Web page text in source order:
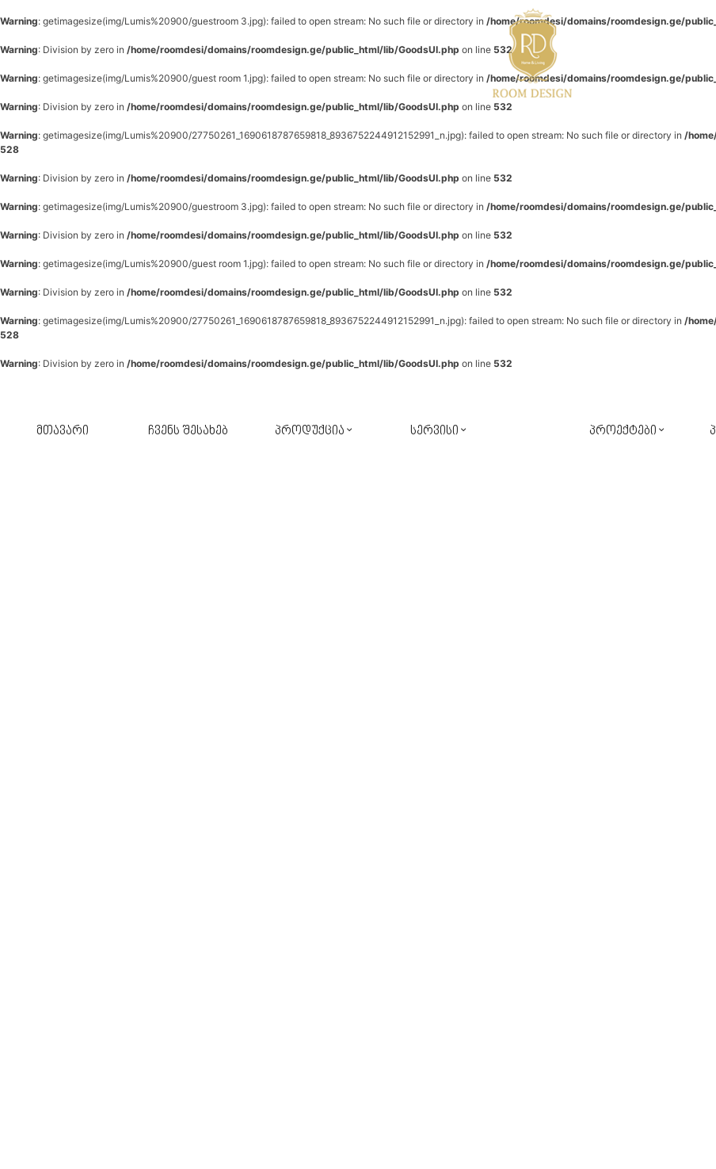
Warning: getimagesize(img/Lumis%20900/guestroom 3.jpg): failed to open stream: No such file or directory in /home/roomdesi/domains/roomdesign.ge/
Warning: Division by zero in /home/roomdesi/domains/roomdesign.ge/public_html/lib/GoodsUI.php on line 532
Warning: getimagesize(img/Lumis%20900/guest room 1.jpg): failed to open stream: No such file or directory in /home/roomdesi/domains/roomdesign.ge/
Warning: Division by zero in /home/roomdesi/domains/roomdesign.ge/public_html/lib/GoodsUI.php on line 532
Warning: getimagesize(img/Lumis%20900/27750261_1690618787659818_8936752244912152991_n.jpg): failed to open stream: No such file or directory in /
528
Warning: Division by zero in /home/roomdesi/domains/roomdesign.ge/public_html/lib/GoodsUI.php on line 532
Warning: getimagesize(img/Lumis%20900/guestroom 3.jpg): failed to open stream: No such file or directory in /home/roomdesi/domains/roomdesign.ge/
Warning: Division by zero in /home/roomdesi/domains/roomdesign.ge/public_html/lib/GoodsUI.php on line 532
Warning: getimagesize(img/Lumis%20900/guest room 1.jpg): failed to open stream: No such file or directory in /home/roomdesi/domains/roomdesign.ge/
Warning: Division by zero in /home/roomdesi/domains/roomdesign.ge/public_html/lib/GoodsUI.php on line 532
Warning: getimagesize(img/Lumis%20900/27750261_1690618787659818_8936752244912152991_n.jpg): failed to open stream: No such file or directory in /
528
Warning: Division by zero in /home/roomdesi/domains/roomdesign.ge/public_html/lib/GoodsUI.php on line 532
მთავარი ჩვენს შესახებ პროდუქცია სერვისი პროექტები